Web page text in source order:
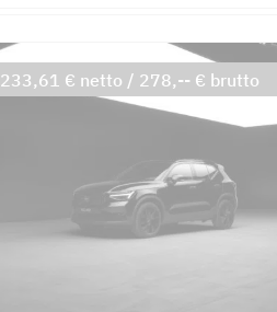
233,61 € netto / 278,-- € brutto